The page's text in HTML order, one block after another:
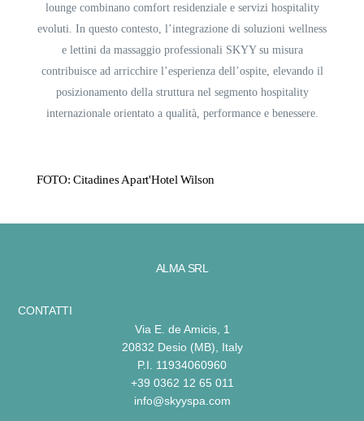
lounge combinano comfort residenziale e servizi hospitality
evoluti. In questo contesto, l’integrazione di soluzioni wellness
e lettini da massaggio professionali SKYY su misura
contribuisce ad arricchire l’esperienza dell’ospite, elevando il
posizionamento della struttura nel segmento hospitality
internazionale orientato a qualità, performance e benessere.
FOTO: Citadines Apart'Hotel Wilson
ALMA SRL
CONTATTI
Via E. de Amicis, 1
20832 Desio (MB), Italy
P.I. 11934060960
+39 0362 12 65 011
info@skyyspa.com